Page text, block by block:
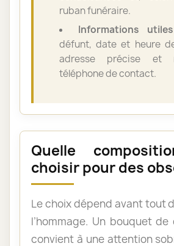
ruban funéraire.
Informations
défunt, date et heure
adresse précise et
téléphone de contact.
Quelle
choisir pour des
Le choix dépend avant tout
l’hommage. Un bouquet
convient à une attention